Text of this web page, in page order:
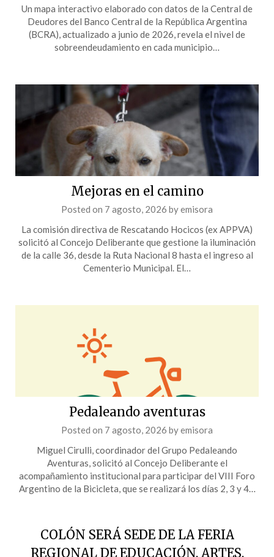
Un mapa interactivo elaborado con datos de la Central de
Deudores del Banco Central de la República Argentina
(BCRA), actualizado a junio de 2026, revela el nivel de
sobreendeudamiento en cada municipio…
Mejoras en el camino
Posted on 7 agosto, 2026 byemisora
La comisión directiva de Rescatando Hocicos (ex APPVA)
solicitó al Concejo Deliberante que gestione la iluminación
de la calle 36, desde la Ruta Nacional 8 hasta el ingreso al
Cementerio Municipal. El…
Pedaleando aventuras
Posted on 7 agosto, 2026 byemisora
Miguel Cirulli, coordinador del Grupo Pedaleando
Aventuras, solicitó al Concejo Deliberante el
acompañamiento institucional para participar del VIII Foro
Argentino de la Bicicleta, que se realizará los días 2, 3 y 4…
COLÓN SERÁ SEDE DE LA FERIA
REGIONAL DE EDUCACIÓN, ARTES,